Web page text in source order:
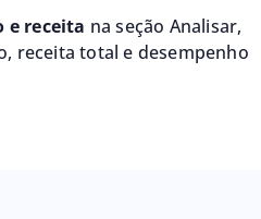
e receita na seção Analisar,
receita total e desempenho